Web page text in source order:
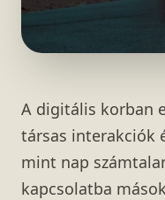
A digitális korban
társas interakciók
mint nap
kapcsolatba